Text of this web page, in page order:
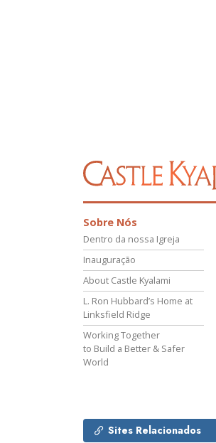
Sobre Nós
Dentro da nossa Igreja
Inauguração
About Castle Kyalami
L. Ron Hubbard’s Home at
Linksfield Ridge
Working Together
to Build a Better & Safer
World
Sites Relacionados